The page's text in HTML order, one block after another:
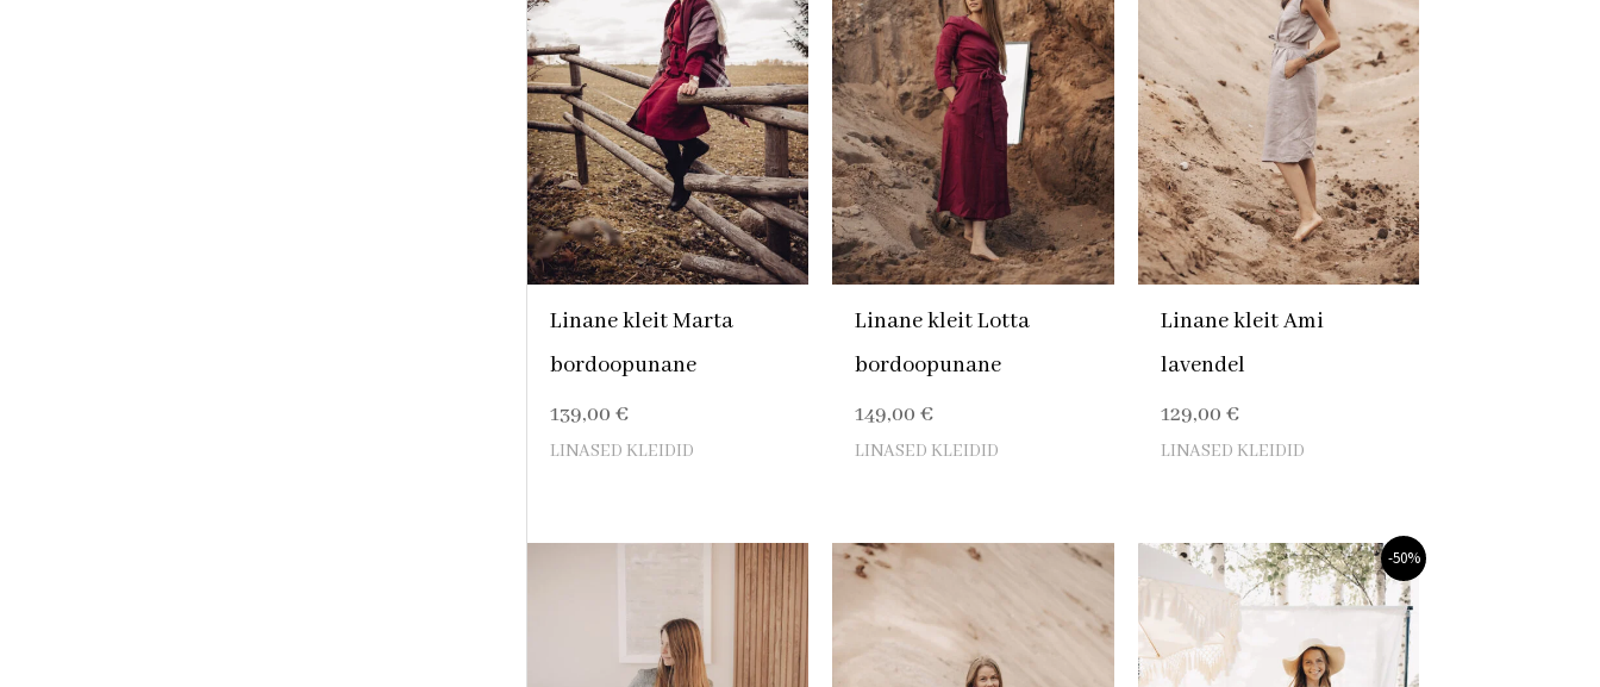
Linane kleit Marta
bordoopunane
139,00 €
LINASED KLEIDID
Linane kleit Lotta
bordoopunane
149,00€
LINASED KLEIDID
Linane kleit Ami
lavendel
129,00 €
LINASED KLEIDID
-50%
Algne
hind
oli:
149,00 €.
Praegune
hind
on:
74,00 €.